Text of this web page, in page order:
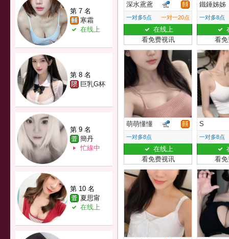
第 7 名
寒霜
在线上
第 8 名
巨乳G杯
第 9 名
簡丹
忙線中
第 10 名
夏思甯
在线上
深水鳶鳶
一对多5点 一对一20点
在线上
看免费视讯
鐵錘姊姊
一对多8点
看
萌萌懂懂
一对多8点
在线上
看免费视讯
S
一对多8点
看